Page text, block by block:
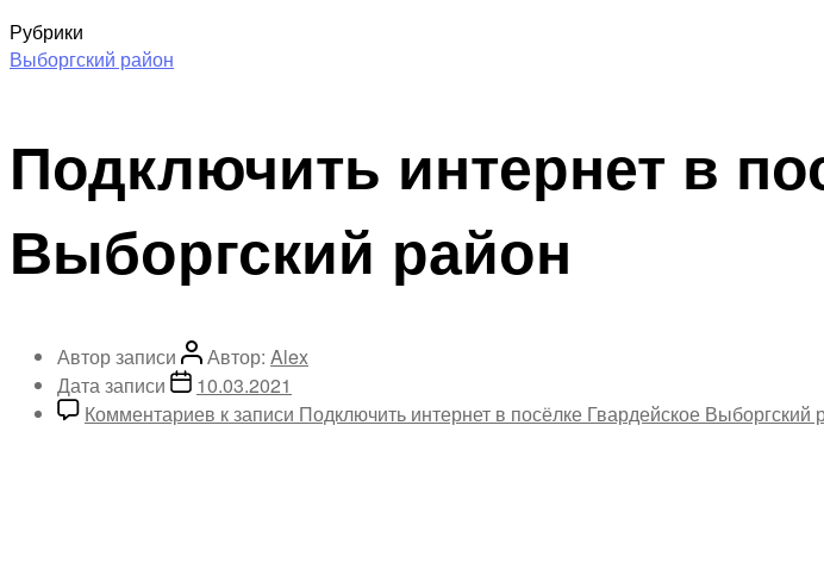
Рубрики
Выборгский район
Подключить интернет в
Выборгский район
Автор записи Автор: Alex
Дата записи
10.03.2021
Комментариев к записи Подключить интернет в посёлке Гвардейское Выборгский